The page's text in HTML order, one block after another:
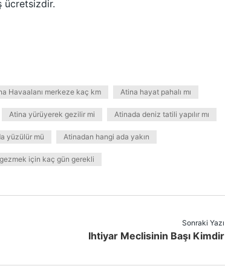
ücretsizdir.
Havaalanı merkeze kaç km Atina hayat pahalı mı
Atina yürüyerek gezilir mi Atinada deniz tatili yapılır mı
yüzülür mü Atinadan hangi ada yakın
için kaç gün gerekli
Sonraki Yazı
Ihtiyar Meclisinin Başı Kimdir